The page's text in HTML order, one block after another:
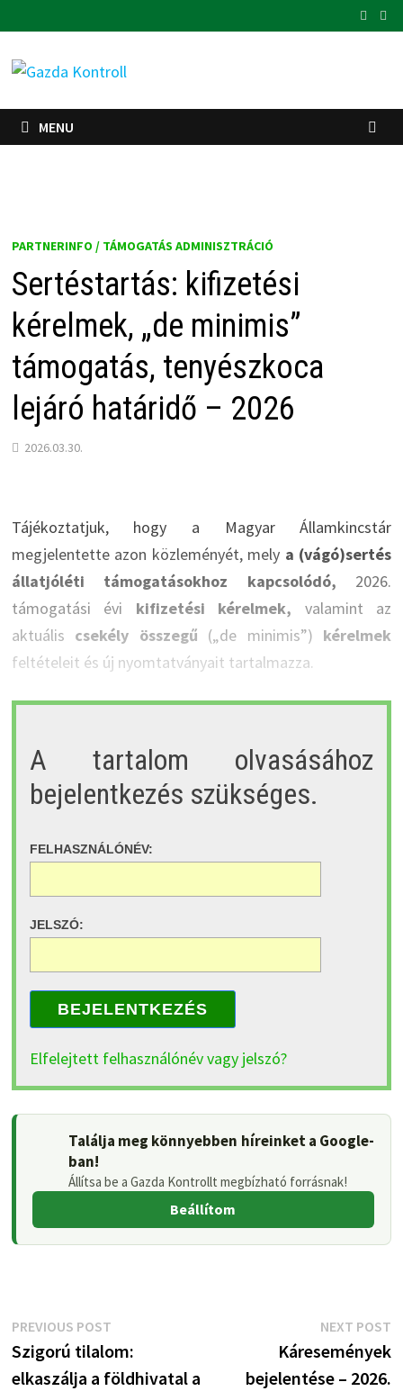
to
content
MENU
PARTNERINFO / TÁMOGATÁS ADMINISZTRÁCIÓ
Sertéstartás: kifizetési
kérelmek, „de minimis”
támogatás, tenyészkoca
lejáró határidő – 2026
2026.03.30.
Tájékoztatjuk, hogy a Magyar Államkincstár
megjelentette azon közleményét, mely a (vágó)sertés
állatjóléti támogatásokhoz kapcsolódó, 2026.
támogatási évi kifizetési kérelmek, valamint az
aktuális csekély összegű („de minimis”) kérelmek
feltételeit és új nyomtatványait tartalmazza.
A tartalom olvasásához
bejelentkezés szükséges.
FELHASZNÁLÓNÉV:
JELSZÓ:
BEJELENTKEZÉS
Elfelejtett felhasználónév vagy jelszó?
Találja meg könnyebben híreinket a Google-
ban!
Állítsa be a Gazda Kontrollt megbízható forrásnak!
Beállítom
Bejegyzés
navigáció
PREVIOUS POSTPrevious
post:
Szigorú tilalom:
elkaszálja a földhivatal a
NEXT POST
Káresemények
bejelentése – 2026.